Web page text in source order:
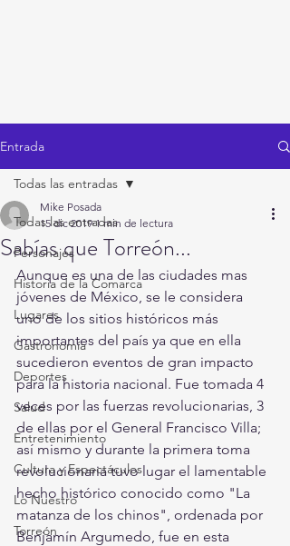
Entrada
Todas las entradas
Personajes
Historia de la Comarca
Lugares
Gastronomía
Deportes
Salud
Entretenimiento
Cultura y Espectáculos
Lo Nuestro
Torreón
Todas las entradas
Sabías que Torreón...
Mike Posada
15 dic 2019 1 min de lectura
Aunque es una de las ciudades mas
jóvenes de México, se le considera
uno de los sitios históricos más
importantes del país ya que en ella
sucedieron eventos de gran impacto
para la historia nacional. Fue tomada 4
veces por las fuerzas revolucionarias, 3
de ellas por el General Francisco Villa;
así mismo y durante la primera toma
revolucionaria tuvo lugar el lamentable
hecho histórico conocido como "La
matanza de los chinos", ordenada por
Benjamín Argumedo, fue en esta